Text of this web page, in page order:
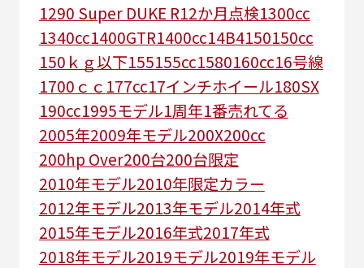
1290 Super DUKE R12か月点検1300cc
1340cc1400GTR1400cc14B4150150cc
150ｋｇ以下155155cc1580160cc16号線
1700ｃｃ 177cc17インチホイール180SX
190cc1995モデル1周年1番売れてる
2005年2009年モデル200X200cc
200hp Over200台200台限定
2010年モデル2010年限定カラー
2012年モデル2013年モデル2014年式
2015年モデル2016年式2017年式
2018年モデル2019モデル2019年モデル